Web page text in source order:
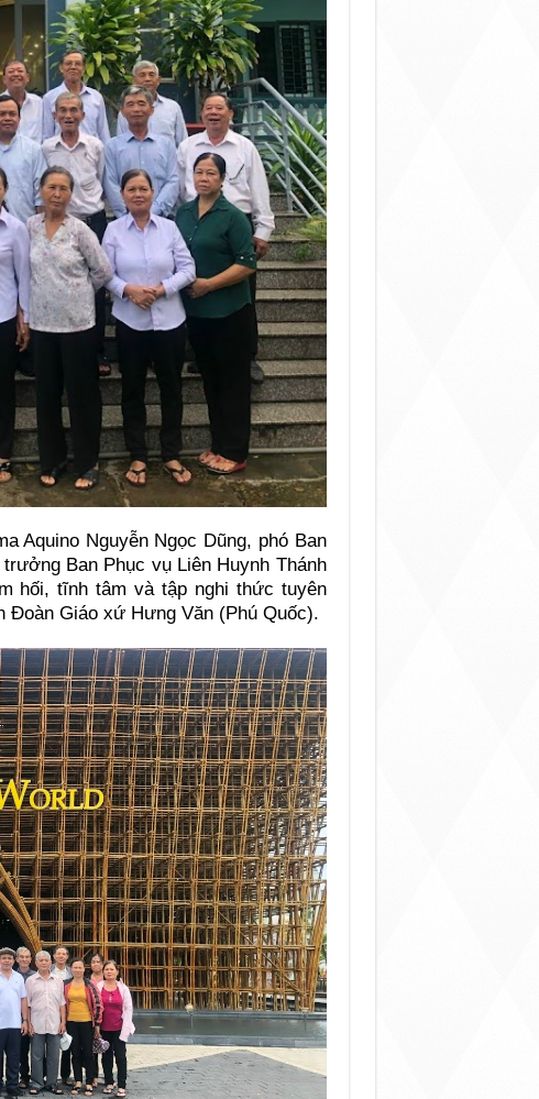
Aquino Nguyễn Ngọc Dũng, phó Ban
Ban Phục vụ Liên Huynh Thánh
hối, tĩnh tâm và tập nghi thức tuyên
Đoàn Giáo xứ Hưng Văn (Phú Quốc).